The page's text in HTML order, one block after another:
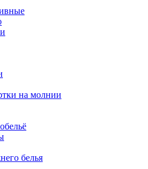
на молнии
белья